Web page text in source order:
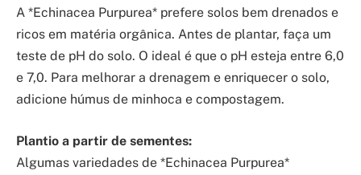
A *Echinacea Purpurea* prefere solos bem drenados e
ricos em matéria orgânica. Antes de plantar, faça um
teste de pH do solo. O ideal é que o pH esteja entre 6,0
e 7,0. Para melhorar a drenagem e enriquecer o solo,
adicione húmus de minhoca e compostagem.
Plantio a partir de sementes:
Algumas variedades de *Echinacea Purpurea*